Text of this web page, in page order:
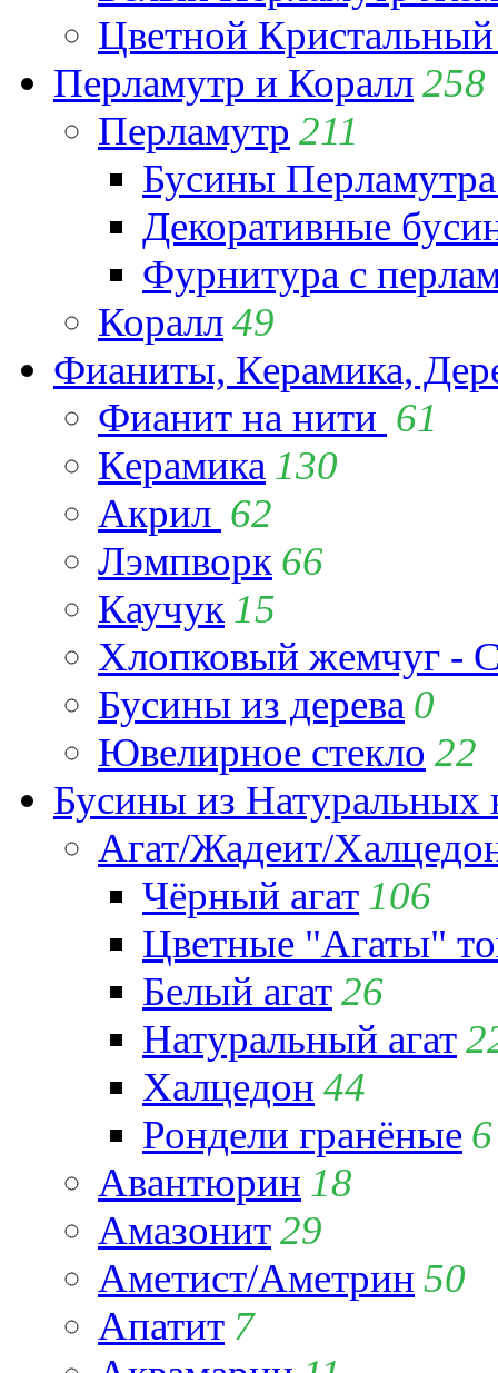
Цветной
Перламутр и Коралл258
Перламутр 211
Бусины
Декоративные
Фурнитура с
Коралл49
Фианиты, Керамика,
Фианит на нити 61
Керамика 130
Акрил 62
Лэмпворк 66
Каучук 15
Хлопковый жемчуг -
Бусины из дерева 0
Ювелирное стекло 22
Бусины из Натуральных
Агат/Жадеит/
Чёрный агат 106
Цветные "Агаты"
Белый агат26
Натуральный агат
Халцедон 44
Рондели гранёные 6
Авантюрин 18
Амазонит29
Аметист/Аметрин 50
Апатит 7